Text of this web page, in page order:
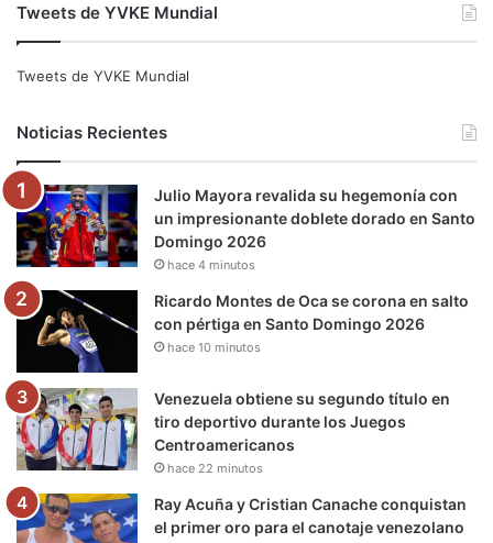
e
o
o
k
t
e
r
b
e
g
r
m
r
a
k
Tweets de YVKE Mundial
Tweets de YVKE Mundial
Noticias Recientes
Julio Mayora revalida su hegemonía con
un impresionante doblete dorado en Santo
Domingo 2026
hace 4 minutos
Ricardo Montes de Oca se corona en salto
con pértiga en Santo Domingo 2026
hace 10 minutos
Venezuela obtiene su segundo título en
tiro deportivo durante los Juegos
Centroamericanos
hace 22 minutos
Ray Acuña y Cristian Canache conquistan
el primer oro para el canotaje venezolano